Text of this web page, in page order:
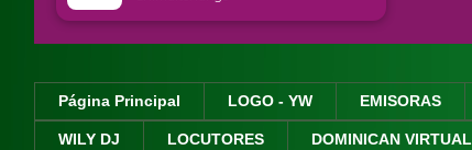
Página Principal LOGO - YW EMISORAS
WILY DJ LOCUTORES DOMINICAN VIRTUAL